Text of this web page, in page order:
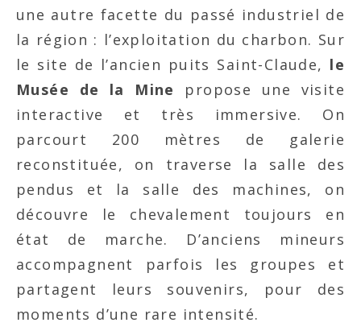
une autre facette du passé industriel de
la région : l’exploitation du charbon. Sur
le site de l’ancien puits Saint-Claude, le
Musée de la Mine
propose une visite
interactive et très immersive. On
parcourt 200 mètres de galerie
reconstituée, on traverse la salle des
pendus et la salle des machines, on
découvre le chevalement toujours en
état de marche. D’anciens mineurs
accompagnent parfois les groupes et
partagent leurs souvenirs, pour des
moments d’une rare intensité.